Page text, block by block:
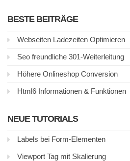
BESTE BEITRÄGE
Webseiten Ladezeiten Optimieren
Seo freundliche 301-Weiterleitung
Höhere Onlineshop Conversion
Html6 Informationen & Funktionen
NEUE TUTORIALS
Labels bei Form-Elementen
Viewport Tag mit Skalierung